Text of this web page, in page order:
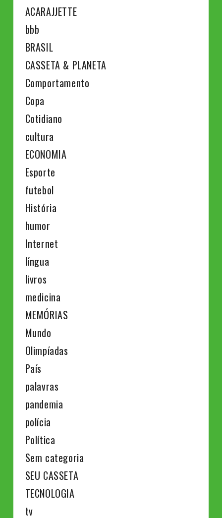
ACARAJJETTE
bbb
BRASIL
CASSETA & PLANETA
Comportamento
Copa
Cotidiano
cultura
ECONOMIA
Esporte
futebol
História
humor
Internet
língua
livros
medicina
MEMÓRIAS
Mundo
Olimpíadas
País
palavras
pandemia
polícia
Política
Sem categoria
SEU CASSETA
TECNOLOGIA
tv